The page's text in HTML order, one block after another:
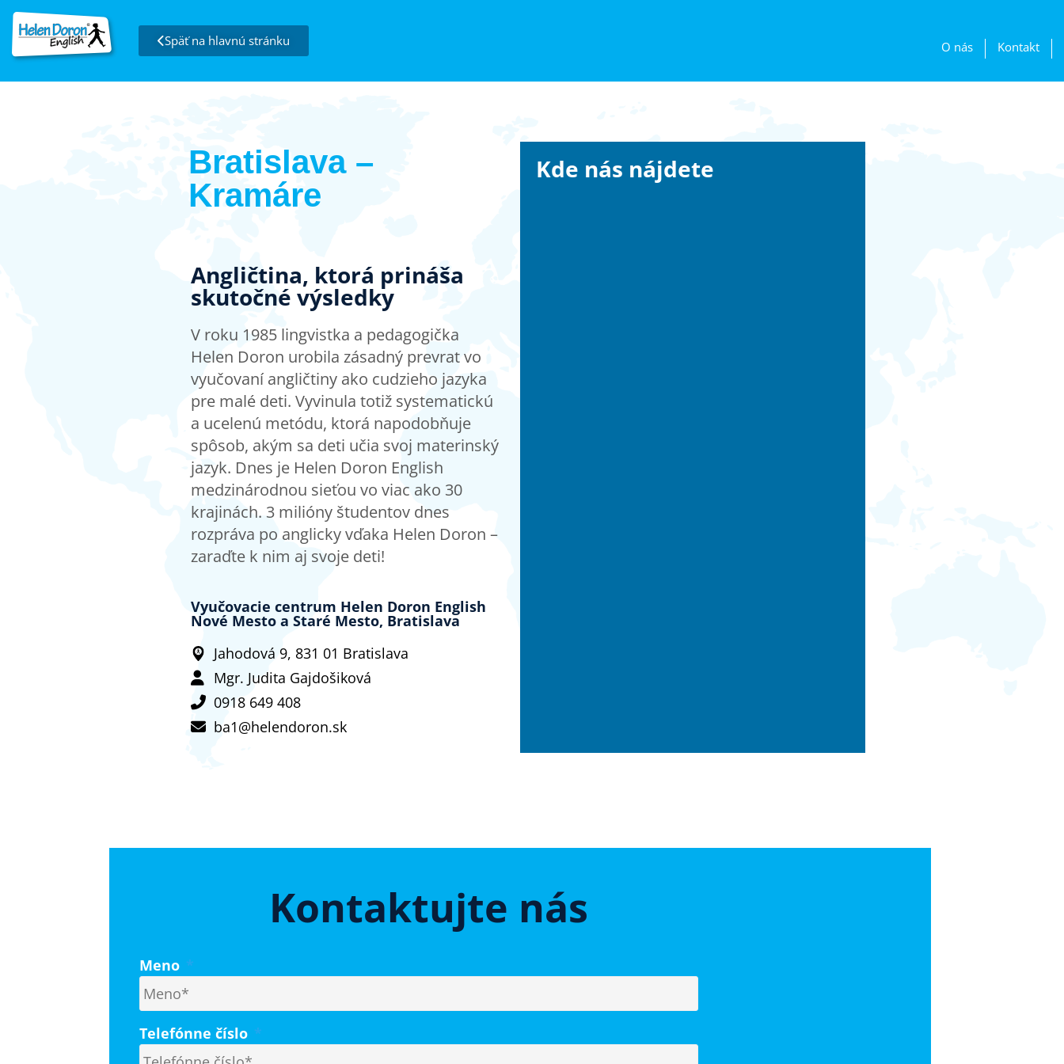
Späť na hlavnú stránku O nás Kontakt
Bratislava –
Kramáre
Angličtina, ktorá prináša
skutočné výsledky
V roku 1985 lingvistka a pedagogička
Helen Doron urobila zásadný prevrat vo
vyučovaní angličtiny ako cudzieho jazyka
pre malé deti. Vyvinula totiž systematickú
a ucelenú metódu, ktorá napodobňuje
spôsob, akým sa deti učia svoj materinský
jazyk. Dnes je Helen Doron English
medzinárodnou sieťou vo viac ako 30
krajinách. 3 milióny študentov dnes
rozpráva po anglicky vďaka Helen Doron –
zaraďte k nim aj svoje deti!
Vyučovacie centrum Helen Doron English
Nové Mesto a Staré Mesto, Bratislava
Jahodová 9, 831 01 Bratislava
Mgr. Judita Gajdošiková
0918 649 408
ba1@helendoron.sk
Kde nás nájdete
Kontaktujte nás
Meno *
Telefónne číslo *